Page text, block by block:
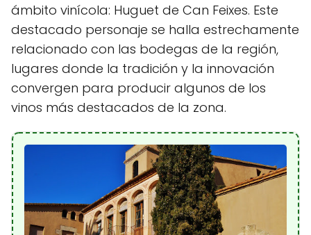
ámbito vinícola: Huguet de Can Feixes. Este
destacado personaje se halla estrechamente
relacionado con las bodegas de la región,
lugares donde la tradición y la innovación
convergen para producir algunos de los
vinos más destacados de la zona.